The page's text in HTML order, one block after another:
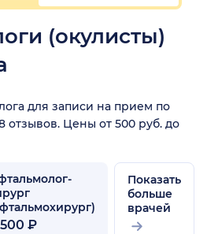
(окулисты)
для записи на прием по
отзывов. Цены от 500 руб. до
500 ₽
Показать
больше
врачей